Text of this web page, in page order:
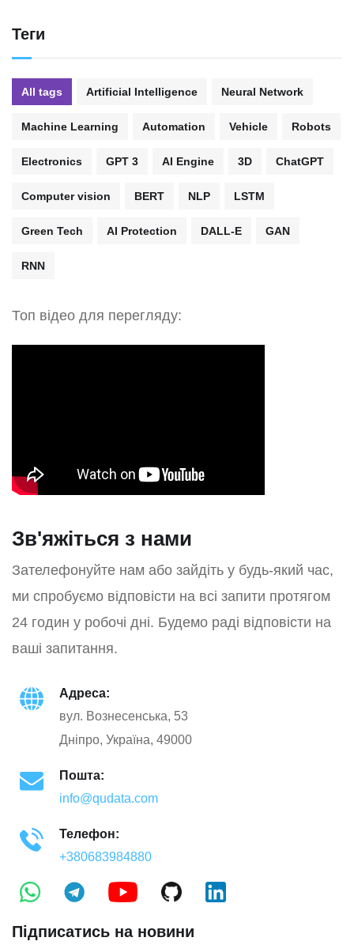
Теги
All tags Artificial Intelligence Neural Network
Machine Learning Automation Vehicle Robots
Electronics GPT 3 AI Engine 3D ChatGPT
Computer vision BERT NLP LSTM
Green Tech AI Protection DALL-E GAN
RNN
Топ відео для перегляду:
Зв'яжіться з нами
Зателефонуйте нам або зайдіть у будь-який час,
ми спробуємо відповісти на всі запити протягом
24 годин у робочі дні. Будемо раді відповісти на
ваші запитання.
Адреса:
вул. Вознесенська, 53
Дніпро, Україна, 49000
Пошта:
info@qudata.com
Телефон:
+380683984880
Підписатись на новини